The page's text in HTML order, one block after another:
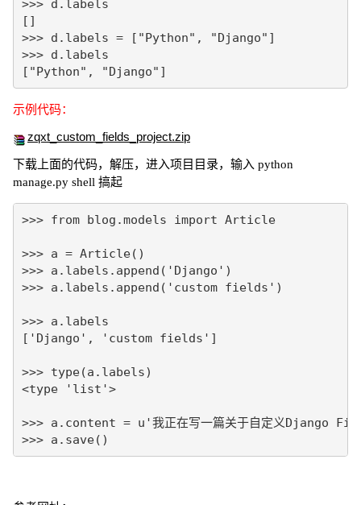
>>> d.labels
[]
>>> d.labels = ["Python", "Django"]
>>> d.labels
["Python", "Django"]
示例代码：
zqxt_custom_fields_project.zip
下载上面的代码，解压，进入项目目录，输入 python
manage.py shell 搞起
>>> from blog.models import Article
>>> a = Article()
>>> a.labels.append('Django')
>>> a.labels.append('custom fields')
>>> a.labels
['Django', 'custom fields']
>>> type(a.labels)
<type 'list'>
>>> a.content = u'我正在写一篇关于自定义Django
>>> a.save()